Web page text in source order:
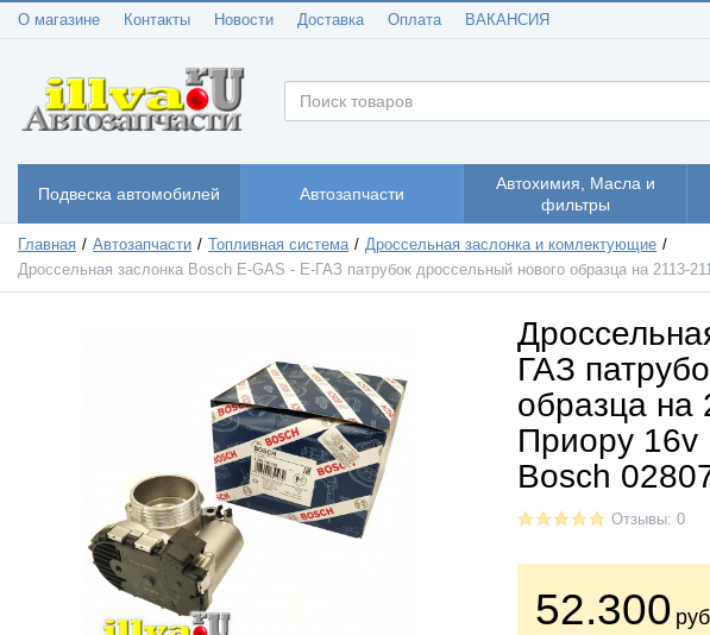
О магазине Контакты Новости Доставка Оплата ВАКАНСИЯ
Подвеска автомобилей Автозапчасти
Автохимия, Масла и
фильтры
Главная Автозапчасти Топливная система
Дроссельная заслонка и комлектующие
Дроссельная заслонка Bosch E-GAS - Е-ГАЗ патрубок дроссельный нового образца на 2113-
ГАЗ
образца на
Приору 16v
Bosch
Отзывы: 0
52.300